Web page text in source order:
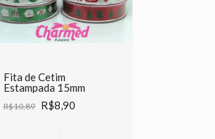
Fita de Cetim
Estampada 15mm
R$10,89 R$8,90